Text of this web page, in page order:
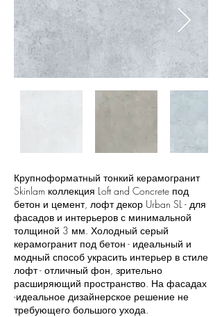
Крупноформатный тонкий керамогранит
Skinlam коллекция Loft and Concrete под
бетон и цемент, лофт декор Urban SL - для
фасадов и интерьеров с минимальной
толщиной 3 мм. Холодный серый
керамогранит под бетон - идеальный и
модный способ украсить интерьер в стиле
лофт - отличный фон, зрительно
расширяющий пространство. На фасадах
-идеальное дизайнерское решение не
требующего большого ухода.